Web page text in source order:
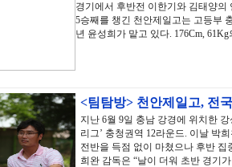
경기에서 후반전 이한기와 김태양의
5승째를 챙긴 천안제일고는 고등부
년 윤성희가 맡고 있다. 176Cm,
<팀탐방> 천안제일고, 전
지난 6월 9일 충남 강경에 위치한
리그’ 충청권역 12라운드. 이날 박
전반을 득점 없이 마쳤으나 후반 집
희완 감독은 “날이 더워 초반 경기